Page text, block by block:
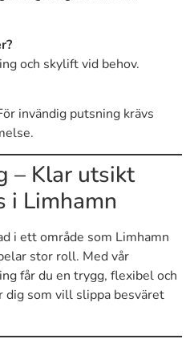
och skylift vid behov.
invändig putsning krävs
– Klar utsikt
i Limhamn
i ett område som Limhamn
stor roll. Med vår
får du en trygg, flexibel och
dig som vill slippa besväret